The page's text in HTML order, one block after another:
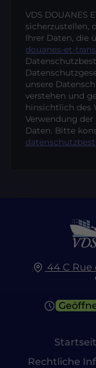
VDS DOUANES
sicherzustellen,
Ihrer Daten, die
douanes-et-
unsere
verstehen und
hinsichtlich des
Verwendung
Daten. Bitte
44 C Rue
Rechtliche